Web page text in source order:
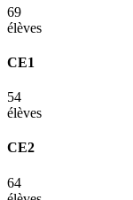
69
élèves
CE1
54
élèves
CE2
64